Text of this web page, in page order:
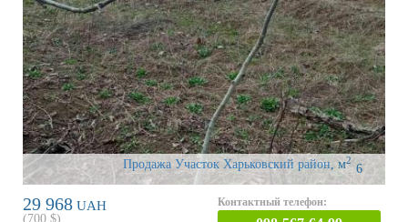
Продажа Участок Харьковский район, 6
м2
29 968 UAH
(700 $)
Контактный телефон: